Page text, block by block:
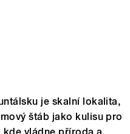
je skalní lokalita,
štáb jako kulisu pro